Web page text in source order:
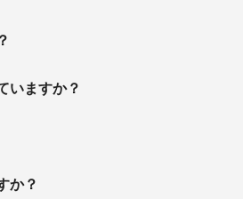
いますか？
か？